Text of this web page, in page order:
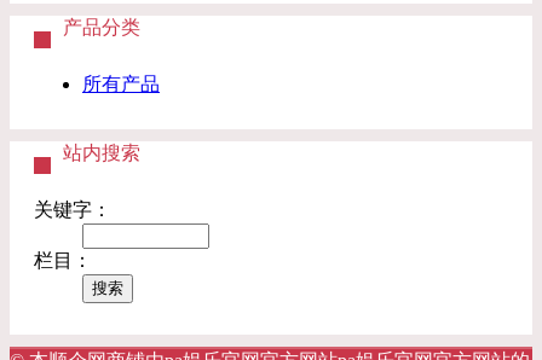
产品分类
所有产品
站内搜索
关键字：
栏目：